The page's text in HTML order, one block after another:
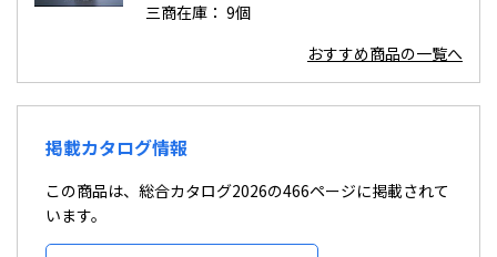
三商在庫： 9個
おすすめ商品の一覧へ
掲載カタログ情報
この商品は、総合カタログ2026の466ページに掲載されて
います。